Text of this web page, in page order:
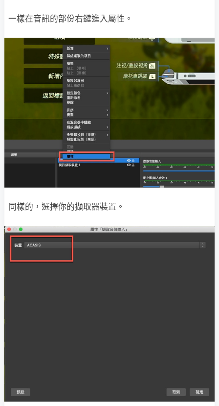
一樣在音訊的部份右鍵進入屬性。
同樣的，選擇你的擷取器裝置。